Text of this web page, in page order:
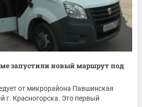
запустили новый маршрут под
от микрорайона Павшинская
Красногорска. Это первый